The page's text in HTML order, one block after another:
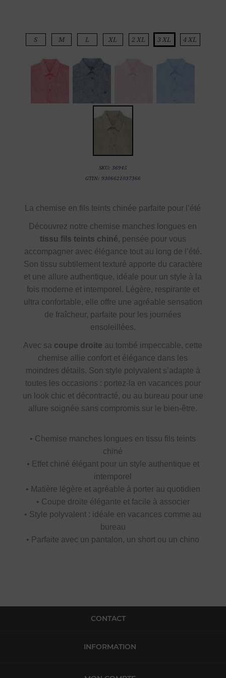
S M L XL 2 XL 3 XL 4 XL
SKU: 36945
GTIN: 9306621037366
La chemise en fils teints chinée parfaite pour l’été
Découvrez notre chemise manches longues en
tissu fils teints chiné, pensée pour vous
accompagner avec élégance tout au long de l’été.
Son tissu subtilement texturé apporte du caractère
et une allure authentique, idéale pour un style à la
fois moderne et intemporel. Légère, respirante et
ultra confortable, elle offre une agréable sensation
de fraîcheur, parfaite pour les journées
ensoleillées.
Avec sa coupe droite au tombé impeccable, cette
chemise allie confort et élégance dans les
moindres détails. Son style polyvalent s’adapte à
toutes les occasions : portez-la en vacances pour
un look chic et décontracté, ou au bureau pour une
allure soignée sans compromis sur le bien-être.
• Chemise manches longues en tissu fils teints
chiné
• Effet chiné élégant pour un style authentique et
intemporel
• Matière légère et agréable à porter au quotidien
• Coupe droite élégante et facile à associer
• Style polyvalent : idéale en vacances comme au
bureau
• Parfaite avec un pantalon, un short ou un chino
CONTACT
INFORMATION